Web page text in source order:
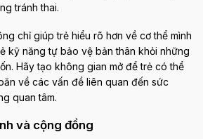
tránh thai.
chỉ giúp trẻ hiểu rõ hơn về cơ thể mình
kỹ năng tự bảo vệ bản thân khỏi những
Hãy tạo không gian mở để trẻ có thể
về các vấn đề liên quan đến sức
quan tâm.
và cộng đồng